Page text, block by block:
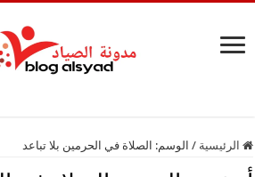
الرئيسية / الوسم: الصلاة في الحرمين بلا تباعد